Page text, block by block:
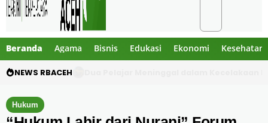
Beranda Agama Bisnis Edukasi Ekonomi Kesehatan
NEWS RBACEH
Hukum